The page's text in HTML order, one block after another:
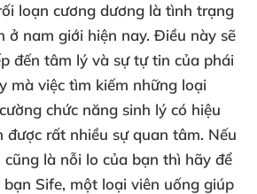
loạn cương dương là tình trạng
ở nam giới hiện nay. Điều này sẽ
đến tâm lý và sự tự tin của phái
mà việc tìm kiếm những loại
chức năng sinh lý có hiệu
được rất nhiều sự quan tâm. Nếu
cũng là nỗi lo của bạn thì hãy để
Sife, một loại viên uống giúp